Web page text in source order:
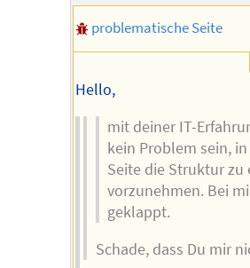
problematische Seite
Hello,
mit deiner IT-
kein Problem sein,
Seite die Struktur
vorzunehmen. Bei
geklappt.
Schade, dass Du mir